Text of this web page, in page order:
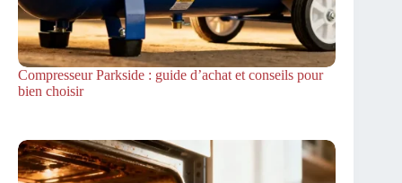
Compresseur Parkside : guide d’achat et conseils pour
bien choisir